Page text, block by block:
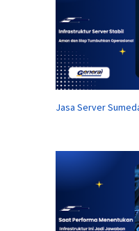
Jasa Server